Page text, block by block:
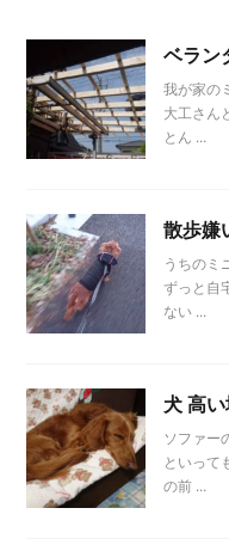
ベラン
我が家の
大工さん
とん ...
散歩嫌
うちのミ
ずっと自
ない ...
犬 高
ソファー
といって
の前 ...